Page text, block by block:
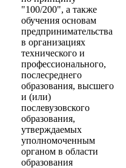
"100/200", а также
обучения основам
предпринимательства
в организациях
технического и
профессионального,
послесреднего
образования, высшего
и (или)
послевузовского
образования,
утверждаемых
уполномоченным
органом в области
образования